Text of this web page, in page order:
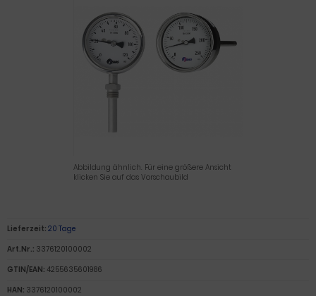
Abbildung ähnlich. Für eine größere Ansicht
klicken Sie auf das Vorschaubild
Lieferzeit: 20 Tage
Art.Nr.: 3376120100002
GTIN/EAN: 4255635601986
HAN: 3376120100002